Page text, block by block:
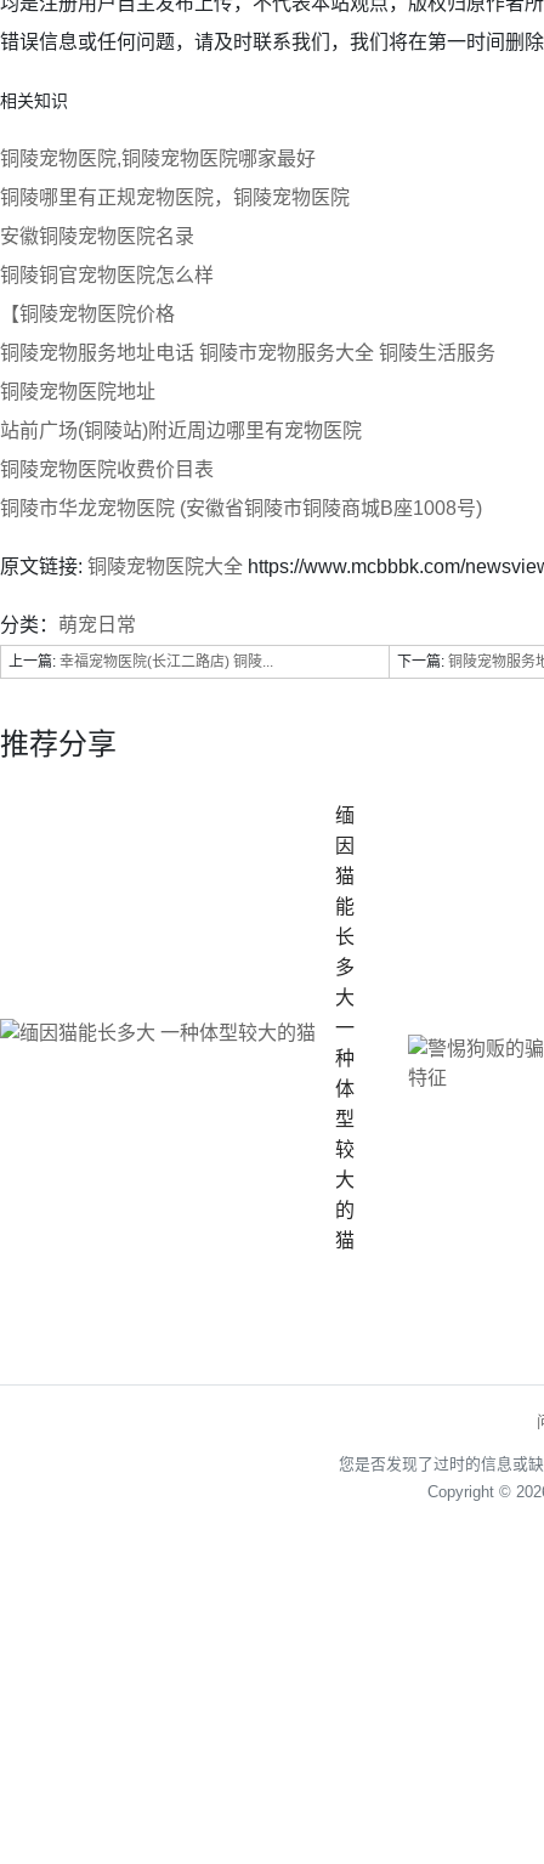
错误信息或任何问题，请及时联系我们，我们将在第一时间删
相关知识
铜陵宠物医院,铜陵宠物医院哪家最好
铜陵哪里有正规宠物医院，铜陵宠物医院
安徽铜陵宠物医院名录
铜陵铜官宠物医院怎么样
【铜陵宠物医院价格
铜陵宠物服务地址电话 铜陵市宠物服务大全 铜陵生活服务
铜陵宠物医院地址
站前广场(铜陵站)附近周边哪里有宠物医院
铜陵宠物医院收费价目表
铜陵市华龙宠物医院 (安徽省铜陵市铜陵商城B座1008号)
原文链接: 铜陵宠物医院大全 https://www.mcbbbk.com/
分类： 萌宠日常
上一篇: 幸福宠物医院(长江二路店) 铜陵... 下一篇: 铜陵宠物服务
推荐分享
缅
因
猫
能
长
多
大
一
种
体
型
较
大
的
猫
您是否发现了过时的信息或
Copyright ©